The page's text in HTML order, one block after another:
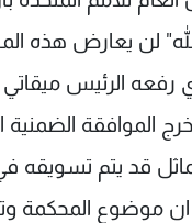
لن يعارض هذه
رفعه الرئيس
الموافقة
قد يتم تسويقه
المحكمة